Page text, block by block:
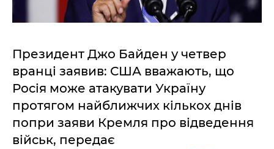
Президент Джо Байден у четвер
вранці заявив: США вважають, що
Росія може атакувати Україну
протягом найближчих кількох днів
попри заяви Кремля про відведення
військ, передає